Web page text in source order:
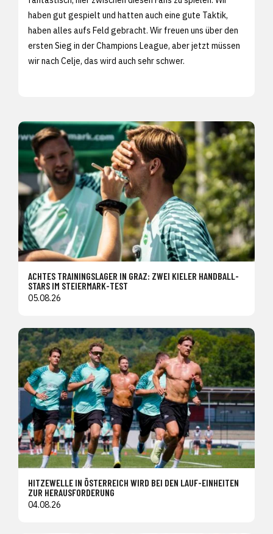
haben gut gespielt und hatten auch eine gute Taktik,
haben alles aufs Feld gebracht. Wir freuen uns über den
ersten Sieg in der Champions League, aber jetzt müssen
wir nach Celje, das wird auch sehr schwer.
ACHTES TRAININGSLAGER IN GRAZ: ZWEI KIELER HANDBALL-
STARS IM STEIERMARK-TEST
05.08.26
HITZEWELLE IN ÖSTERREICH WIRD BEI DEN LAUF-EINHEITEN
ZUR HERAUSFORDERUNG
04.08.26